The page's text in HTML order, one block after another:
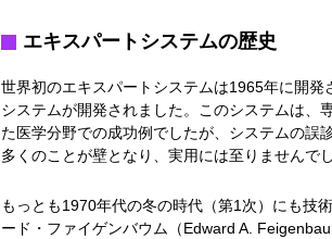
エキスパートシステムの歴史
世界初のエキスパートシステムは1965年に開発
システムが開発されました。このシステムは、
た医学分野での成功例でしたが、システムの誤
多くのことが壁となり、実用には至りませんでし
もっとも1970年代の冬の時代（第1 次）にも技
ード・ファイゲンバウム（Edward A.